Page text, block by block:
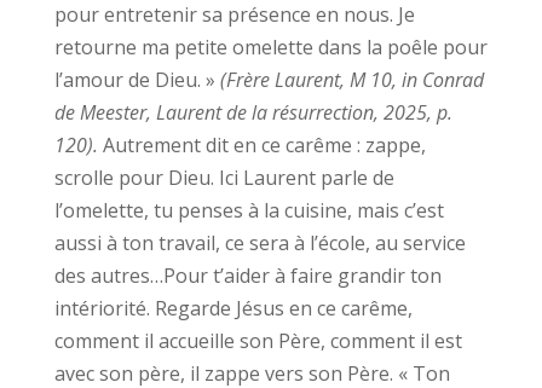
pour entretenir sa présence en nous. Je
retourne ma petite omelette dans la poêle pour
l’amour de Dieu. » (Frère Laurent, M 10, in Conrad
de Meester, Laurent de la résurrection, 2025, p.
120). Autrement dit en ce carême : zappe,
scrolle pour Dieu. Ici Laurent parle de
l’omelette, tu penses à la cuisine, mais c’est
aussi à ton travail, ce sera à l’école, au service
des autres…Pour t’aider à faire grandir ton
intériorité. Regarde Jésus en ce carême,
comment il accueille son Père, comment il est
avec son père, il zappe vers son Père. « Ton